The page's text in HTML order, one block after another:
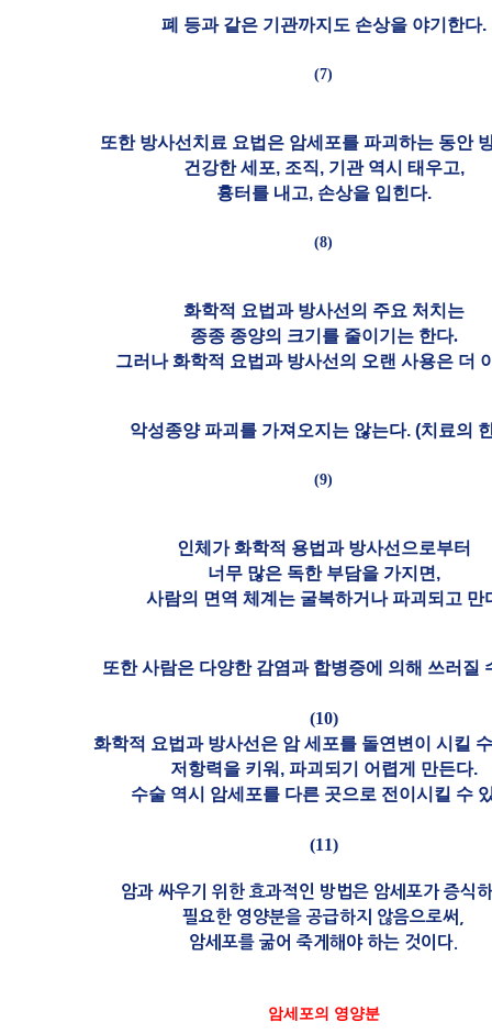
폐 등과 같은 기관까지도 손상을 야기한다.
(7)
또한 방사선치료 요법은 암세포를 파괴하는 동안
건강한 세포, 조직, 기관 역시 태우고,
흉터를 내고, 손상을 입힌다.
(8)
화학적 요법과 방사선의 주요 처치는
종종 종양의 크기를 줄이기는 한다.
그러나 화학적 요법과 방사선의 오랜 사용은 더
악성종양 파괴를 가져오지는 않는다. (치료의
(9)
인체가 화학적 용법과 방사선으로부터
너무 많은 독한 부담을 가지면,
사람의 면역 체계는 굴복하거나 파괴되고 만
또한 사람은 다양한 감염과 합병증에 의해 쓰러질
(10)
화학적 요법과 방사선은 암 세포를 돌연변이 시킬
저항력을 키워, 파괴되기 어렵게 만든다.
수술 역시 암세포를 다른 곳으로 전이시킬 수
(11)
암과 싸우기 위한 효과적인 방법은 암세포가 증식
필요한 영양분을 공급하지 않음으로써,
암세포를 굶어 죽게해야 하는 것이다.
암세포의 영양분